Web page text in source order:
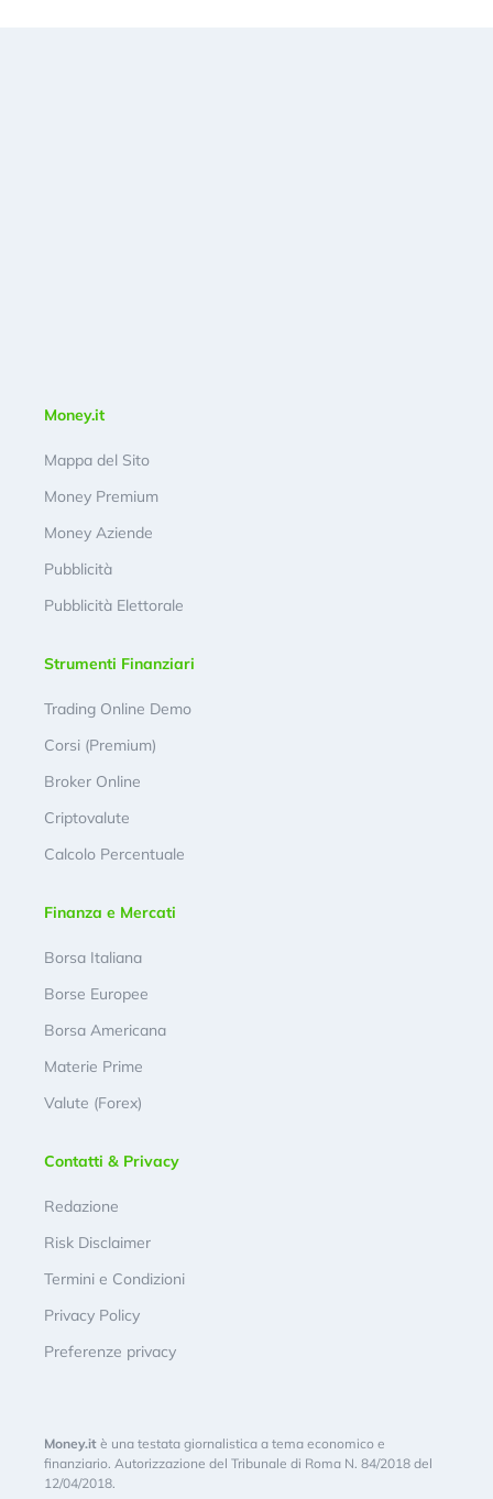
Money.it
Mappa del Sito
Money Premium
Money Aziende
Pubblicità
Pubblicità Elettorale
Strumenti Finanziari
Trading Online Demo
Corsi (Premium)
Broker Online
Criptovalute
Calcolo Percentuale
Finanza e Mercati
Borsa Italiana
Borse Europee
Borsa Americana
Materie Prime
Valute (Forex)
Contatti & Privacy
Redazione
Risk Disclaimer
Termini e Condizioni
Privacy Policy
Preferenze privacy
Money.it è una testata giornalistica a tema economico e
finanziario. Autorizzazione del Tribunale di Roma N. 84/2018 del
12/04/2018.